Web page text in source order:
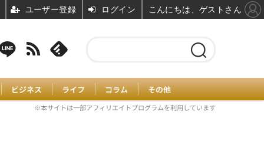
ビジネス ライフ コラム その他
※本サイトは一部アフィリエイトプログラムを利用しています
ユーザー登録 ログイン こんにちは、ゲストさん